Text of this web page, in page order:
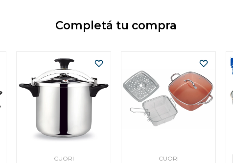
Completá tu compra
CUORI CUORI